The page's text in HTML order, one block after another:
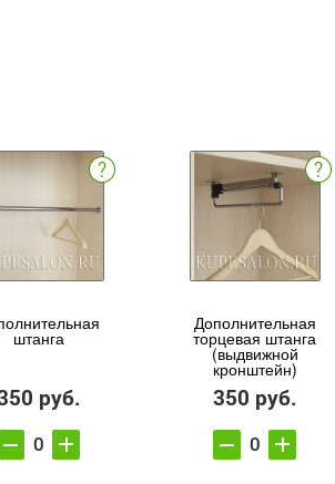
штанга
руб.
Дополнительная
торцевая штанга
(выдвижной
кронштейн)
350 руб.